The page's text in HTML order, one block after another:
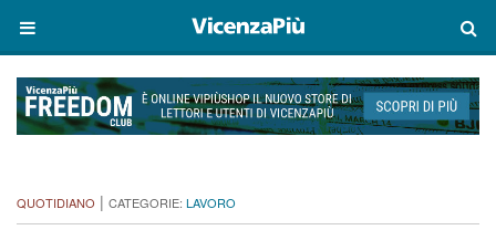
QUOTIDIANO | CATEGORIE: LAVORO